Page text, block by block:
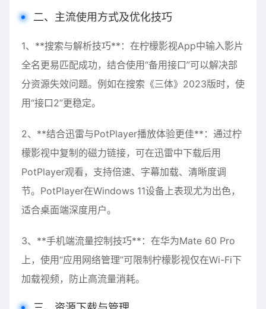
二、主流使用方式及优化技巧
1、**搜索与解析技巧**：在柠檬影视App中输入影片
全名更易匹配成功，结合使用“备用接口”可以解决部
分资源失效问题。例如在搜索《三体》2023版时，使
用“接口2”更稳定。
2、**结合迅雷与PotPlayer播放体验更佳**：通过柠
檬影视中复制的磁力链接，可在迅雷中下载后用
PotPlayer观看，支持倍速、字幕加载、清晰度调
节。PotPlayer在Windows 11设备上表现尤为出色，
适合桌面端深度用户。
3、**手机端流量控制技巧**：在华为Mate 60 Pro
上，使用“应用网络管理”可限制柠檬影视仅在Wi-Fi下
加载视频，防止高流量消耗。